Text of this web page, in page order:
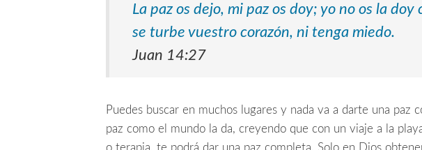
La paz os dejo, mi paz os doy; yo no os la doy
se turbe vuestro corazón, ni tenga miedo.
Juan 14:27
Puedes buscar en muchos lugares y nada va a darte una paz
paz como el mundo la da, creyendo que con un viaje a la
o terapia, te podrá dar una paz completa. Solo en Dios